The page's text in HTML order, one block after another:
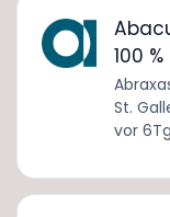
100 %
St.
vor 6Tg